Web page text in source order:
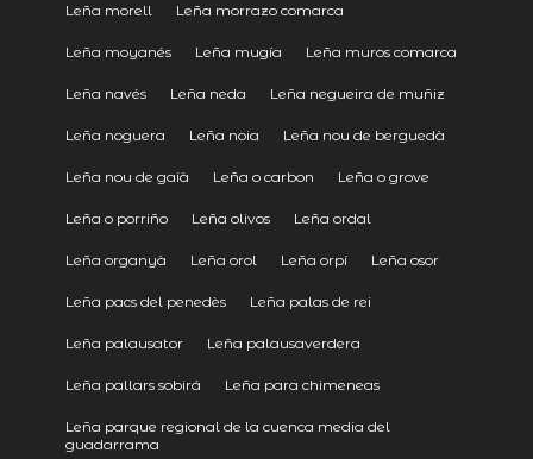
Leña morell Leña morrazo comarca
Leña moyanés Leña mugía Leña muros comarca
Leña navés Leña neda Leña negueira de muñiz
Leña noguera Leña noia Leña nou de berguedà
Leña nou de gaià Leña o carbon Leña o grove
Leña o porriño Leña olivos Leña ordal
Leña organyà Leña orol Leña orpí Leña osor
Leña pacs del penedès Leña palas de rei
Leña palausator Leña palausaverdera
Leña pallars sobirá Leña para chimeneas
Leña parque regional de la cuenca media del
guadarrama